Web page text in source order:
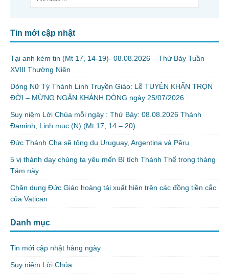
Tin mới cập nhật
Tại anh kém tin (Mt 17, 14-19)- 08.08.2026 – Thứ Bảy Tuần
XVIII Thường Niên
Dòng Nữ Tỳ Thánh Linh Truyền Giáo: Lễ TUYÊN KHẤN TRỌN
ĐỜI – MỪNG NGÂN KHÁNH DÒNG ngày 25/07/2026
Suy niệm Lời Chúa mỗi ngày : Thứ Bảy: 08.08.2026 Thánh
Đaminh, Linh mục (N) (Mt 17, 14 – 20)
Đức Thánh Cha sẽ tông du Uruguay, Argentina và Pêru
5 vị thánh dạy chúng ta yêu mến Bí tích Thánh Thể trong tháng
Tám này
Chân dung Đức Giáo hoàng tái xuất hiện trên các đồng tiền cắc
của Vatican
Danh mục
Tin mới cập nhật hàng ngày
Suy niệm Lời Chúa